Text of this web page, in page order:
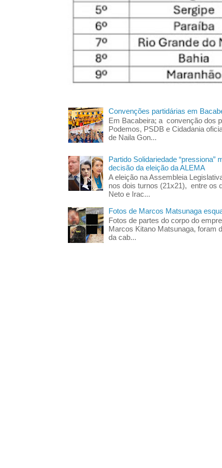
Convenções partidárias em
Em Bacabeira; a convenção dos
Podemos, PSDB e Cidadania
de Naila Gon...
Partido Solidariedade “pressiona”
decisão da eleição da ALEMA
A eleição na Assembleia
nos dois turnos (21x21), entre os
Neto e Irac...
Fotos de Marcos Matsunaga
Fotos de partes do corpo do
Marcos Kitano Matsunaga, foram
da cab...